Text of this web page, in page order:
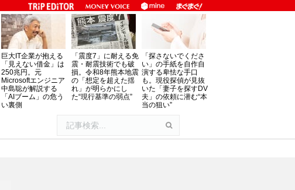
巨大IT企業が抱える
「見えない借金」は
250兆円。元
Microsoftエンジニア
中島聡が解説する
「AIブーム」の危う
い裏側
「震度7」に耐える免
震・耐震技術でも破
損。令和8年熊本地震
の「想定を超えた揺
れ」が明らかにし
た“現行基準の弱点”
「探さないでくださ
い」の手紙を自作自
演する卑怯な手口
も。現役探偵が見抜
いた「妻子を探すDV
夫」の依頼に潜む“本
当の狙い”